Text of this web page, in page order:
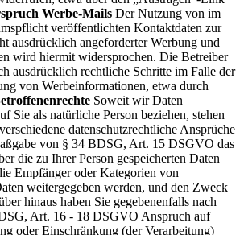
Werbe-Mails Der Nutzung von im
veröffentlichten Kontaktdaten zur
ausdrücklich angeforderter Werbung und
wird hiermit widersprochen. Die Betreiber
ausdrücklich rechtliche Schritte im Falle der
von Werbeinformationen, etwa durch
Soweit wir Daten
Sie als natürliche Person beziehen, stehen
datenschutzrechtliche Ansprüche
von § 34 BDSG, Art. 15 DSGVO das
die zu Ihrer Person gespeicherten Daten
Empfänger oder Kategorien von
weitergegeben werden, und den Zweck
hinaus haben Sie gegebenenfalls nach
Art. 16 - 18 DSGVO Anspruch auf
oder Einschränkung (der Verarbeitung)